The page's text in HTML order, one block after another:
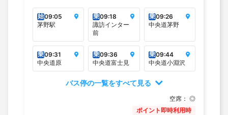
始09:05
茅野駅
乗09:18
諏訪インター
前
乗09:26
中央道茅野
乗09:31
中央道原
乗09:36
中央道富士見
乗09:44
中央道小淵沢
バス停の一覧をすべて見る
空席： ◎
ポイント即時利用時